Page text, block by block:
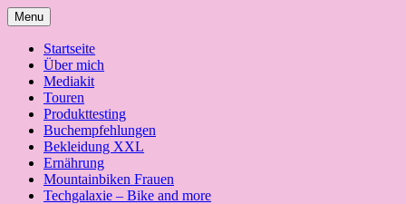
Skip
to
content
Menu
Startseite
Über mich
Mediakit
Touren
Produkttesting
Buchempfehlungen
Bekleidung XXL
Ernährung
Mountainbiken Frauen
Techgalaxie – Bike and more